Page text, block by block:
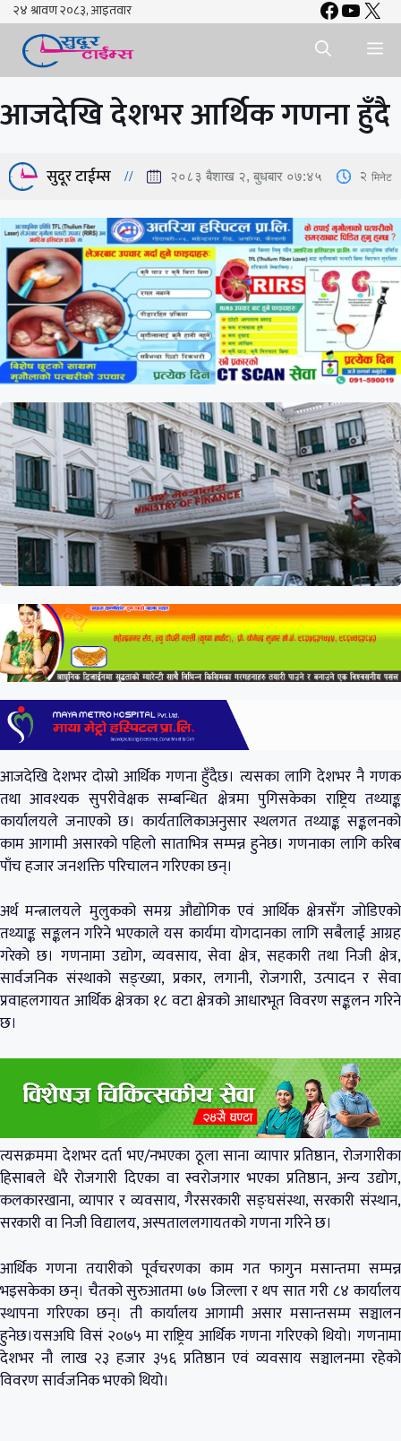
Skip
content
X
आजदेखि देशभर आर्थिक गणना हुँदै
सुदूर टाईम्स २०८३ बैशाख २, बुधबार ०७:४५ 2 मिनेट
आजदेखि देशभर दोस्रो आर्थिक गणना हुँदैछ। त्यसका लागि देशभर नै गणक
तथा आवश्यक सुपरीवेक्षक सम्बन्धित क्षेत्रमा पुगिसकेका राष्ट्रिय तथ्याङ्क
कार्यालयले जनाएको छ। कार्यतालिकाअनुसार स्थलगत तथ्याङ्क सङ्कलनको
काम आगामी असारको पहिलो साताभित्र सम्पन्न हुनेछ। गणनाका लागि करिब
पाँच हजार जनशक्ति परिचालन गरिएका छन्।
अर्थ मन्त्रालयले मुलुकको समग्र औद्योगिक एवं आर्थिक क्षेत्रसँग जोडिएको
तथ्याङ्क सङ्कलन गरिने भएकाले यस कार्यमा योगदानका लागि सबैलाई आग्रह
गरेको छ। गणनामा उद्योग, व्यवसाय, सेवा क्षेत्र, सहकारी तथा निजी क्षेत्र,
सार्वजनिक संस्थाको सङ्ख्या, प्रकार, लगानी, रोजगारी, उत्पादन र सेवा
प्रवाहलगायत आर्थिक क्षेत्रका १८ वटा क्षेत्रको आधारभूत विवरण सङ्कलन गरिने
छ।
त्यसक्रममा देशभर दर्ता भए/नभएका ठूला साना व्यापार प्रतिष्ठान, रोजगारीका
हिसाबले धेरै रोजगारी दिएका वा स्वरोजगार भएका प्रतिष्ठान, अन्य उद्योग,
कलकारखाना, व्यापार र व्यवसाय, गैरसरकारी सङ्घसंस्था, सरकारी संस्थान,
सरकारी वा निजी विद्यालय, अस्पताललगायतको गणना गरिने छ।
आर्थिक गणना तयारीको पूर्वचरणका काम गत फागुन मसान्तमा सम्पन्न
भइसकेका छन्। चैतको सुरुआतमा ७७ जिल्ला र थप सात गरी ८४ कार्यालय
स्थापना गरिएका छन्। ती कार्यालय आगामी असार मसान्तसम्म सञ्चालन
हुनेछ।यसअघि विसं २०७५ मा राष्ट्रिय आर्थिक गणना गरिएको थियो। गणनामा
देशभर नौ लाख २३ हजार ३५६ प्रतिष्ठान एवं व्यवसाय सञ्चालनमा रहेको
विवरण सार्वजनिक भएको थियो।